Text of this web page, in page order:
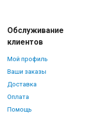
Обслуживание
клиентов
Мой профиль
Ваши заказы
Доставка
Оплата
Помощь